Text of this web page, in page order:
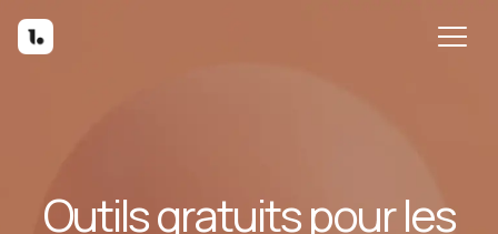
Outils gratuits pour les